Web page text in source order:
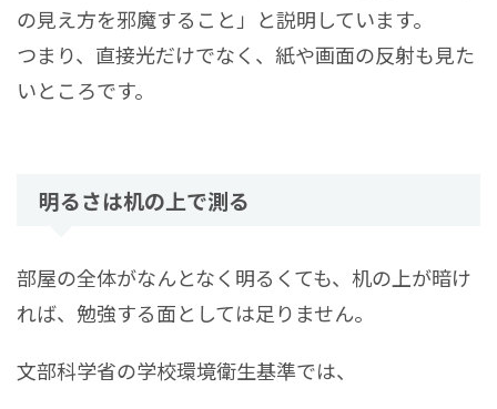
の見え方を邪魔すること」と説明しています。
つまり、直接光だけでなく、紙や画面の反射も見た
いところです。
明るさは机の上で測る
部屋の全体がなんとなく明るくても、机の上が暗け
れば、勉強する面としては足りません。
文部科学省の学校環境衛生基準では、